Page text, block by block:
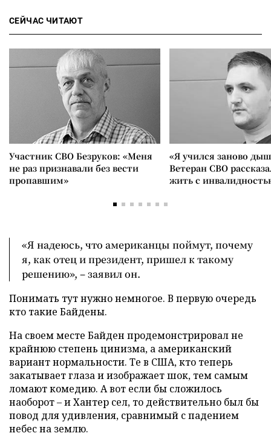
СЕЙЧАС ЧИТАЮТ
Участник СВО Безруков: «Меня
не раз признавали без вести
пропавшим»
«Я учился заново
Ветеран СВО
жить с
«Я надеюсь, что американцы поймут, почему
я, как отец и президент, пришел к такому
решению», – заявил он.
Понимать тут нужно немногое. В первую очередь
кто такие Байдены.
На своем месте Байден продемонстрировал не
крайнюю степень цинизма, а американский
вариант нормальности. Те в США, кто теперь
закатывает глаза и изображает шок, тем самым
ломают комедию. А вот если бы сложилось
наоборот – и Хантер сел, то действительно был бы
повод для удивления, сравнимый с падением
небес на землю.